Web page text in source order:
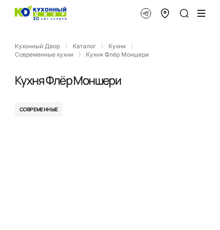
Кухонный Двор Каталог
Кухни
Современные кухни
Кухня Флёр Моншери
Кухня Флёр Моншери
СОВРЕМЕННЫЕ